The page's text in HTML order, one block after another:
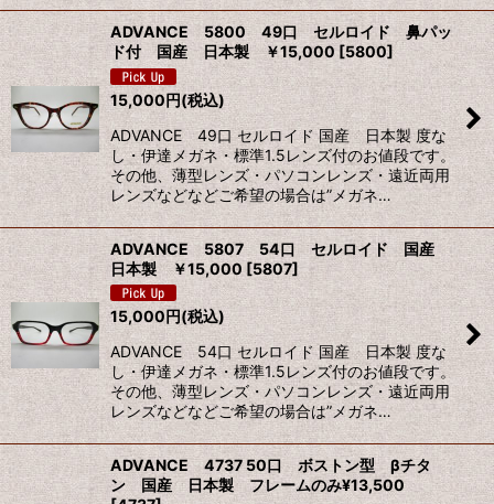
ADVANCE 5800 49口 セルロイド 鼻パッ
ド付 国産 日本製 ￥15,000 [5800]
15,000円(税込)
ADVANCE 49口 セルロイド 国産 日本製 度な
し・伊達メガネ・標準1.5レンズ付のお値段です。
その他、薄型レンズ・パソコンレンズ・遠近両用
レンズなどなどご希望の場合は”メガネ…
ADVANCE 5807 54口 セルロイド 国産
日本製 ￥15,000 [5807]
15,000円(税込)
ADVANCE 54口 セルロイド 国産 日本製 度な
し・伊達メガネ・標準1.5レンズ付のお値段です。
その他、薄型レンズ・パソコンレンズ・遠近両用
レンズなどなどご希望の場合は”メガネ…
ADVANCE 4737 50口 ボストン型 βチタ
ン 国産 日本製 フレームのみ¥13,500